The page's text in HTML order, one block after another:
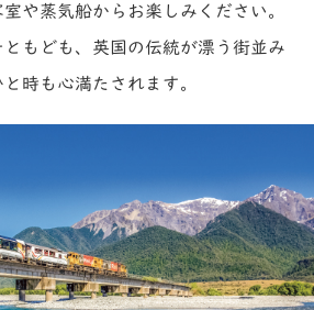
や蒸気船からお楽しみください。
もども、英国の伝統が漂う街並み
時も心満たされます。